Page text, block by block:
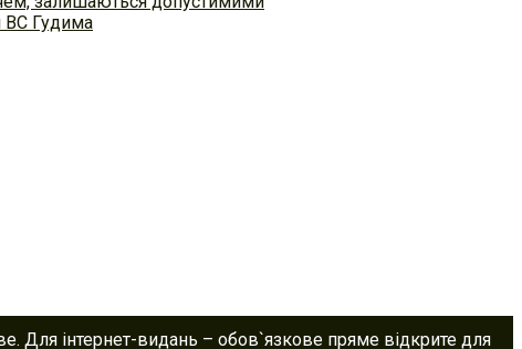
ВС Гудима
Для інтернет-видань – обов`язкове пряме відкрите для